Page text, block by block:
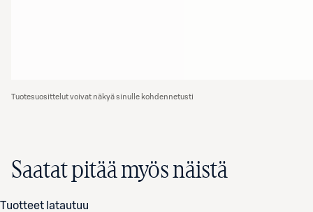
Tuotesuosittelut voivat näkyä sinulle kohdennetusti
Saatat pitää myös näistä
Tuotteet latautuu